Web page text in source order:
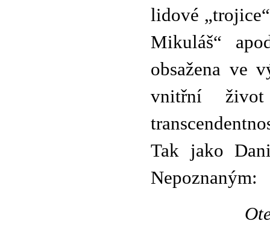
lidové
Mikuláš“
obsažena ve
vnitřní život
Tak jako
Nepoznaným: